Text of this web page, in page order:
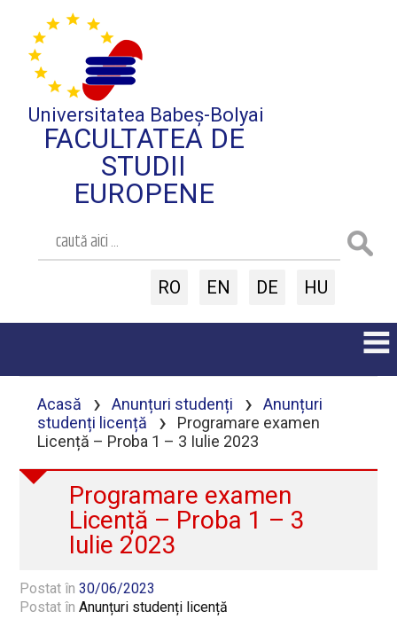
Universitatea Babeș-Bolyai
FACULTATEA DE
STUDII
EUROPENE
RO EN DE HU
Acasă › Anunțuri studenți ›
Anunțuri
studenți licență
›
Programare examen
Licență – Proba 1 – 3 Iulie 2023
Programare examen
Licență – Proba 1 – 3
Iulie 2023
Postat în30/06/2023
Postat înAnunțuri studenți licență